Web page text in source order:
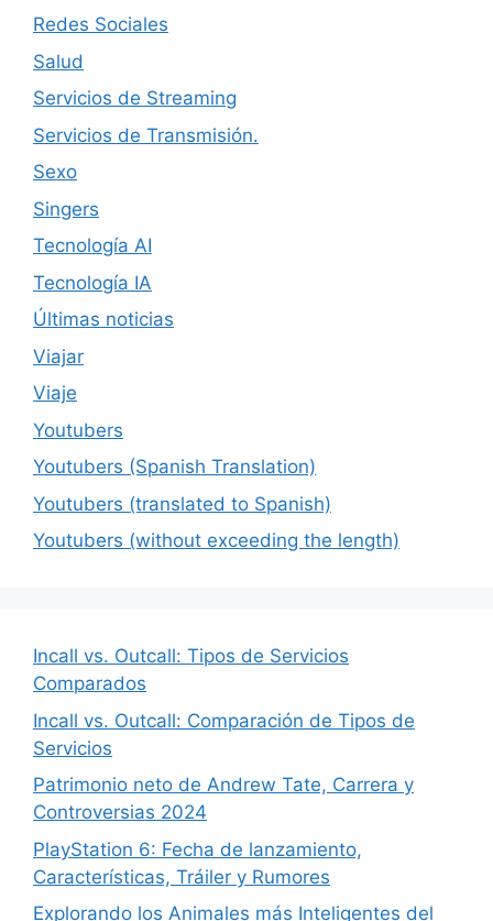
Redes Sociales
Salud
Servicios de Streaming
Servicios de Transmisión.
Sexo
Singers
Tecnología AI
Tecnología IA
Últimas noticias
Viajar
Viaje
Youtubers
Youtubers (Spanish Translation)
Youtubers (translated to Spanish)
Youtubers (without exceeding the length)
Incall vs. Outcall: Tipos de Servicios
Comparados
Incall vs. Outcall: Comparación de Tipos de
Servicios
Patrimonio neto de Andrew Tate, Carrera y
Controversias 2024
PlayStation 6: Fecha de lanzamiento,
Características, Tráiler y Rumores
Explorando los Animales más Inteligentes del